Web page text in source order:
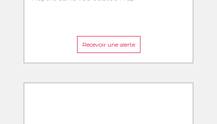
Recevoir une alerte